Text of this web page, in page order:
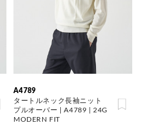
A4789
タートルネック長袖ニット
プルオーバー | A4789 | 24G
MODERN FIT